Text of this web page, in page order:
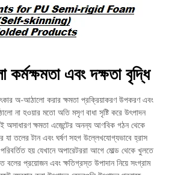
এবং দক্ষতা বৃদ্ধি
অ-আঠালো করার ক্ষমতা প্রক্রিয়াকরণ উপকরণ এবং
না হওয়ার মতো অতি মসৃণ বাধা সৃষ্টি করে উৎপাদন
অসাধারণ ক্ষমতা এজেন্টের অনন্য আণবিক গঠন থেকে
যা তলের টান এবং ঘর্ষণ সহগ উল্লেখযোগ্যভাবে হ্রাস
হয় যেখানে অপারেটররা আগে মোল্ড থেকে খুলতে
প্রয়োজন এবং ক্ষতিগ্রস্ত উপাদান নিয়ে সংগ্রাম